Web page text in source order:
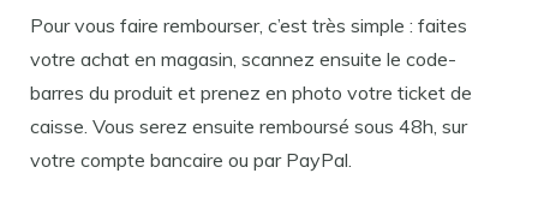
Pour vous faire rembourser, c’est très simple : faites
votre achat en magasin, scannez ensuite le code-
barres du produit et prenez en photo votre ticket de
caisse. Vous serez ensuite remboursé sous 48h, sur
votre compte bancaire ou par PayPal.